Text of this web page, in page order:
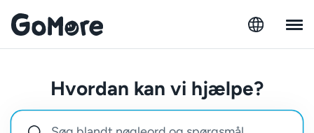
Hvordan kan vi hjælpe?